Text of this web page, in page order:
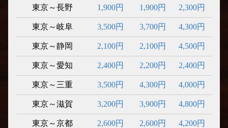
東京～長野 1,900円 1,900円 2,300円
東京～岐阜 3,500円 3,700円 4,300円
東京～静岡 2,100円 2,100円 4,500円
東京～愛知 2,400円 2,200円 2,400円
東京～三重 3,500円 4,300円 4,000円
東京～滋賀 3,200円 3,900円 4,800円
東京～京都 2,600円 2,600円 4,200円